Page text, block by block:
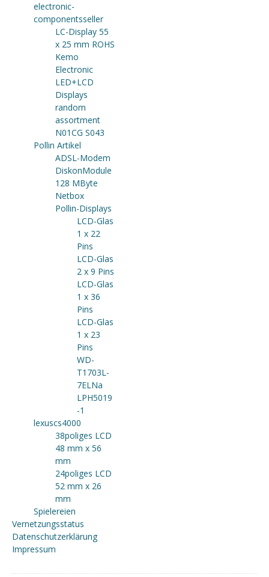
electronic-
componentsseller
LC-Display 55
x 25 mm ROHS
Kemo
Electronic
LED+LCD
Displays
random
assortment
N01CG S043
Pollin Artikel
ADSL-Modem
DiskonModule
128 MByte
Netbox
Pollin-Displays
LCD-Glas
1 x 22
Pins
LCD-Glas
2 x 9 Pins
LCD-Glas
1 x 36
Pins
LCD-Glas
1 x 23
Pins
WD-
T1703L-
7ELNa
LPH5019
-1
lexuscs4000
38poliges LCD
48 mm x 56
mm
24poliges LCD
52 mm x 26
mm
Spielereien
Vernetzungsstatus
Datenschutzerklärung
Impressum